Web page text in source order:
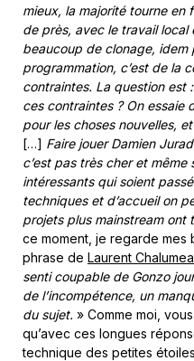
mieux, la majorité tourne en
de près, avec le travail local
beaucoup de clonage, idem
programmation, c’est de la
contraintes. La question est
ces contraintes ? On essaie
pour les choses nouvelles,
[…] Faire jouer Damien
c’est pas très cher et même
intéressants qui soient
techniques et d’accueil on
projets plus mainstream ont
ce moment, je regarde mes
phrase de Laurent
senti coupable de Gonzo
de l’incompétence, un
du sujet. » Comme moi,
qu’avec ces longues
technique des petites